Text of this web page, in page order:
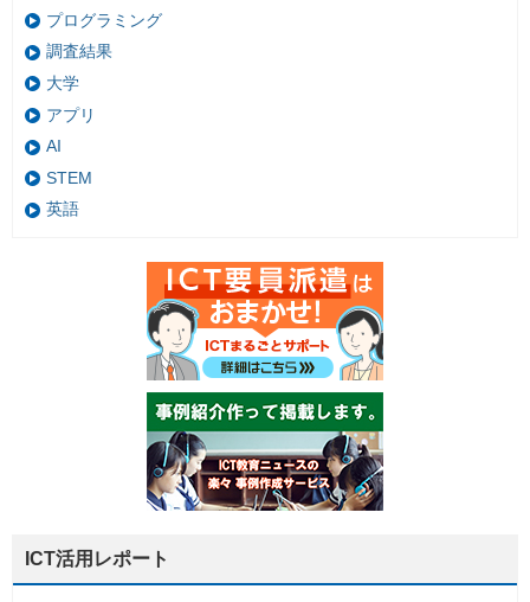
プログラミング
調査結果
大学
アプリ
AI
STEM
英語
ICT活用レポート